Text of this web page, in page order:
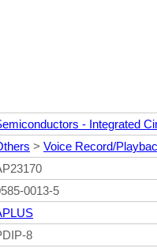
- Integrated
> Voice Record/
0013-5
8